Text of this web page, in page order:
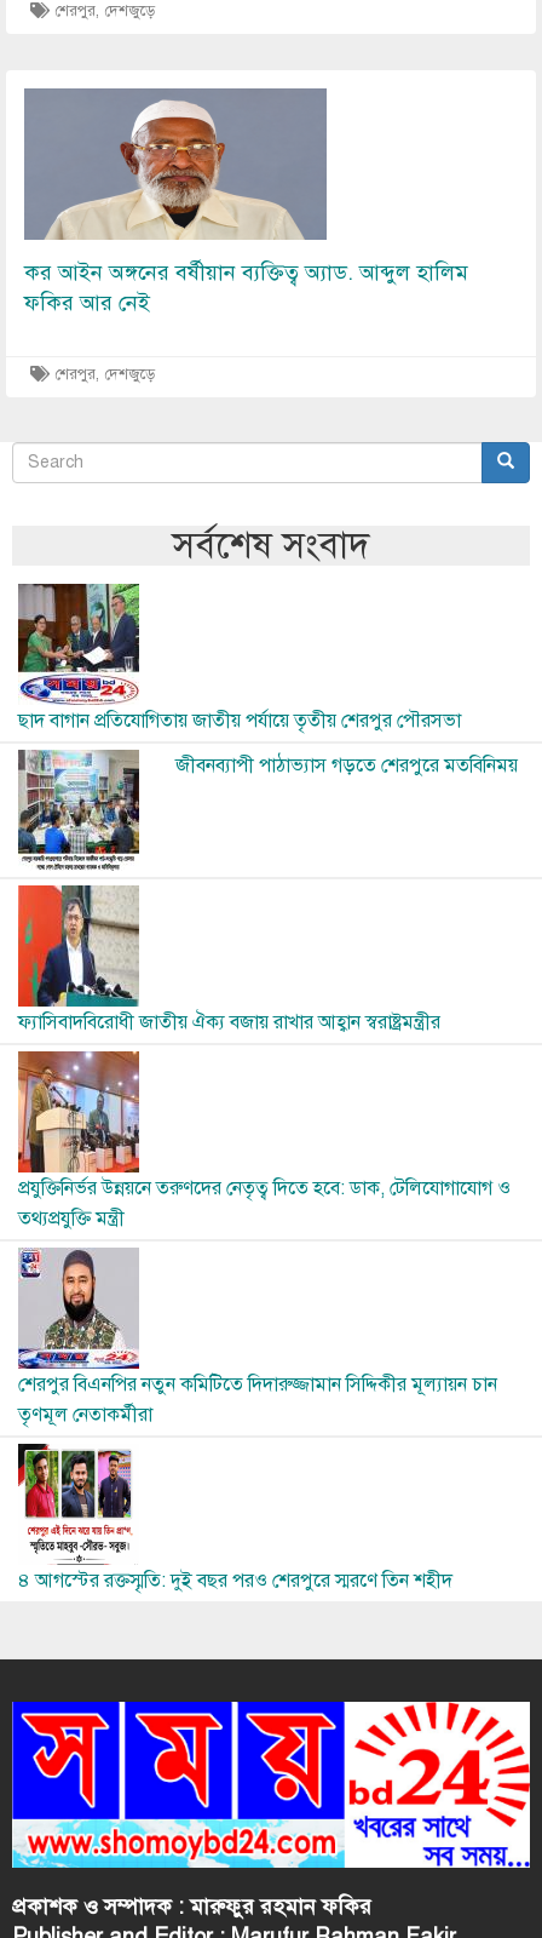
শেরপুর, দেশজুড়ে
কর আইন অঙ্গনের বর্ষীয়ান ব্যক্তিত্ব অ্যাড. আব্দুল হালিম
ফকির আর নেই
শেরপুর, দেশজুড়ে
অনুসন্ধান
Search
সর্বশেষ সংবাদ
Image
ছাদ বাগান প্রতিযোগিতায় জাতীয় পর্যায়ে তৃতীয় শেরপুর পৌরসভা
Image জীবনব্যাপী পাঠাভ্যাস গড়তে শেরপুরে মতবিনিময়
Image
ফ্যাসিবাদবিরোধী জাতীয় ঐক্য বজায় রাখার আহ্বান স্বরাষ্ট্রমন্ত্রীর
Image
প্রযুক্তিনির্ভর উন্নয়নে তরুণদের নেতৃত্ব দিতে হবে: ডাক, টেলিযোগাযোগ ও
তথ্যপ্রযুক্তি মন্ত্রী
Image
শেরপুর বিএনপির নতুন কমিটিতে দিদারুজ্জামান সিদ্দিকীর মূল্যায়ন চান
তৃণমূল নেতাকর্মীরা
Image
৪ আগস্টের রক্তস্মৃতি: দুই বছর পরও শেরপুরে স্মরণে তিন শহীদ
প্রকাশক ও সম্পাদক : মারুফুর রহমান ফকির